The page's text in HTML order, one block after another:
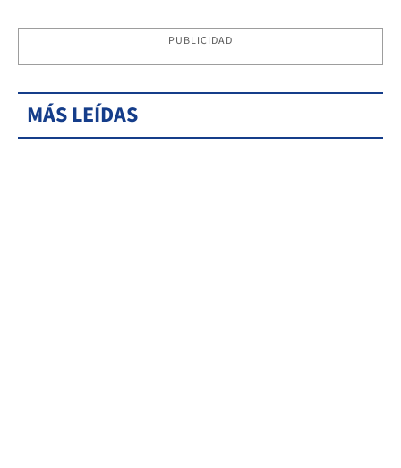
PUBLICIDAD
MÁS LEÍDAS